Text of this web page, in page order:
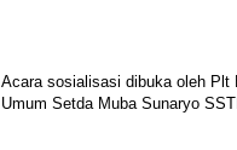
Acara sosialisasi dibuka oleh Plt
Umum Setda Muba Sunaryo